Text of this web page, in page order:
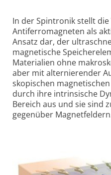
In der Spintronik stellt
Antiferro­magneten als
Ansatz dar, der
magnetische
Materialien ohne
aber mit alternierender
skopischen
durch ihre intrin­sische
Bereich aus und sie sind
gegenüber